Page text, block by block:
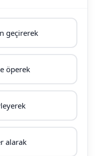
geçirerek
öperek
alarak